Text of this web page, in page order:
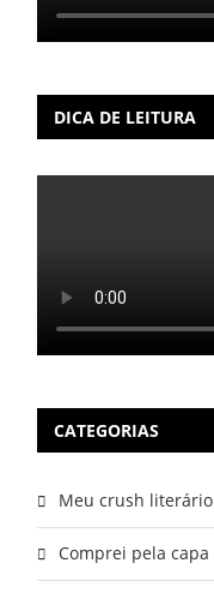
DICA DE LEITURA
CATEGORIAS
Meu crush literário
Comprei pela capa